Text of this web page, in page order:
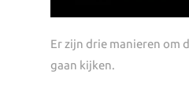
Er zijn drie manieren om
gaan kijken.